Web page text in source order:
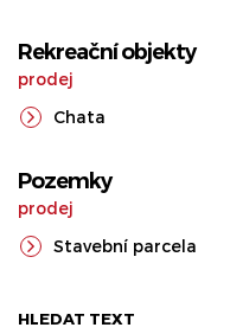
Rekreační objekty
prodej
Chata
Pozemky
prodej
Stavební parcela
HLEDAT TEXT